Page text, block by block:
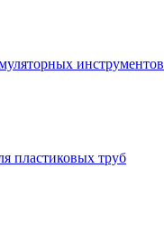
инструментов
пластиковых труб